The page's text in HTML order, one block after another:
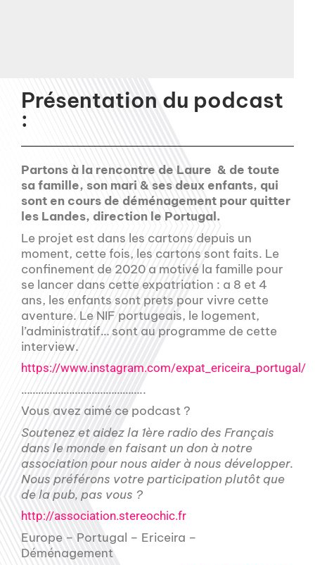
Présentation du podcast
:
Partons à la rencontre de Laure & de toute
sa famille, son mari & ses deux enfants, qui
sont en cours de déménagement pour quitter
les Landes, direction le Portugal.
Le projet est dans les cartons depuis un
moment, cette fois, les cartons sont faits. Le
confinement de 2020 a motivé la famille pour
se lancer dans cette expatriation : a 8 et 4
ans, les enfants sont prets pour vivre cette
aventure. Le NIF portugeais, le logement,
l’administratif… sont au programme de cette
interview.
https://www.instagram.com/expat_ericeira_portugal/
……………………………………..
Vous avez aimé ce podcast ?
Soutenez et aidez la 1ère radio des Français
dans le monde en faisant un don à notre
association pour nous aider à nous développer.
Nous préférons votre participation plutôt que
de la pub, pas vous ?
http://association.stereochic.fr
Europe – Portugal – Ericeira –
Déménagement